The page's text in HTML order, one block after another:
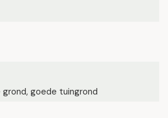
goede tuingrond